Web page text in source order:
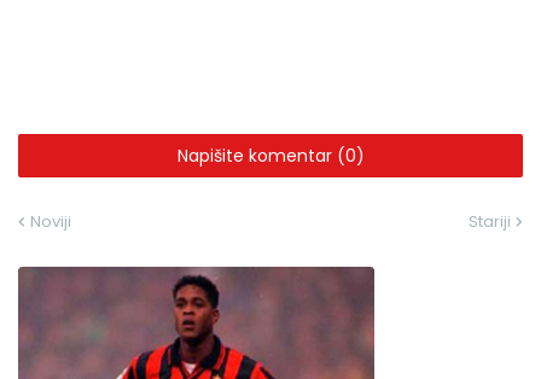
Napišite komentar (0)
Noviji Stariji